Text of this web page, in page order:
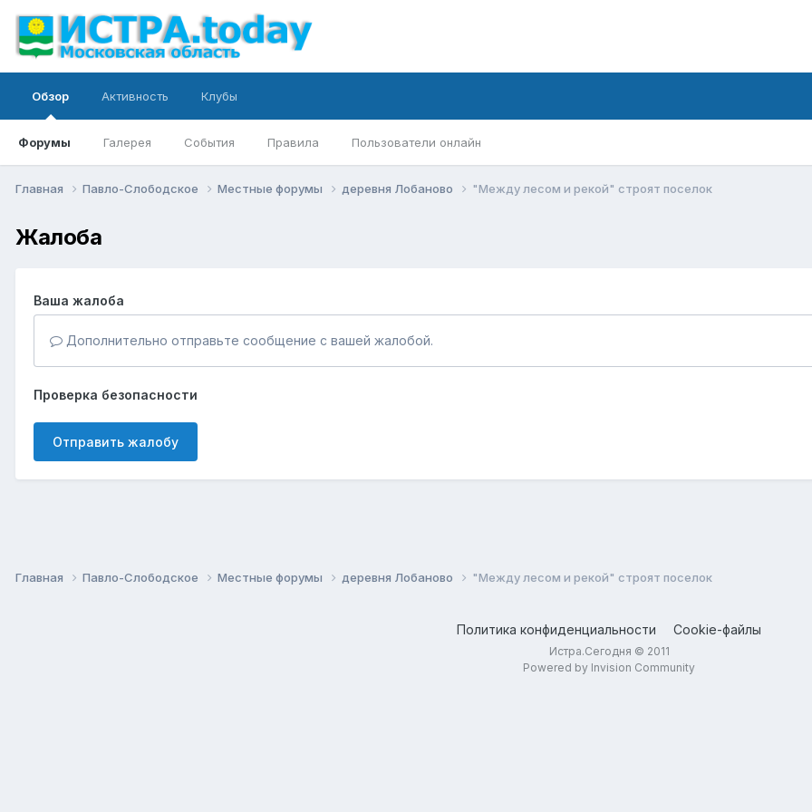
Обзор
Форумы Галерея События Правила Пользователи онлайн
Активность Клубы
Главная Павло-Слободское Местные форумы деревня Лобаново "Между лесом и рекой" строят поселок
Жалоба
Ваша жалоба
Дополнительно отправьте сообщение с вашей жалобой.
Проверка безопасности
Отправить жалобу
Главная Павло-Слободское Местные форумы деревня Лобаново "Между лесом и рекой" строят поселок
Политика конфиденциальности Cookie-файлы
Истра.Сегодня © 2011
Powered by Invision Community